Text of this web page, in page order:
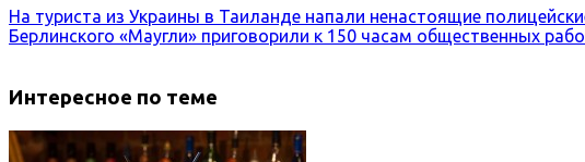
На туриста из Украины в Таиланде напали ненастоящие
Берлинского «Маугли» приговорили к 150 часам общественных
Интересное по теме